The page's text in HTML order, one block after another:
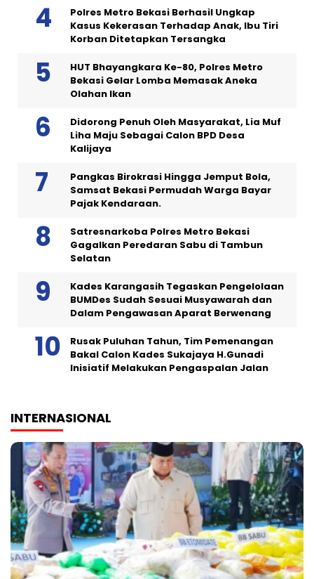
Polres Metro Bekasi Berhasil Ungkap
Kasus Kekerasan Terhadap Anak, Ibu Tiri
Korban Ditetapkan Tersangka
HUT Bhayangkara Ke-80, Polres Metro
Bekasi Gelar Lomba Memasak Aneka
Olahan Ikan
Didorong Penuh Oleh Masyarakat, Lia Muf
Liha Maju Sebagai Calon BPD Desa
Kalijaya
Pangkas Birokrasi Hingga Jemput Bola,
Samsat Bekasi Permudah Warga Bayar
Pajak Kendaraan.
Satresnarkoba Polres Metro Bekasi
Gagalkan Peredaran Sabu di Tambun
Selatan
Kades Karangasih Tegaskan Pengelolaan
BUMDes Sudah Sesuai Musyawarah dan
Dalam Pengawasan Aparat Berwenang
Rusak Puluhan Tahun, Tim Pemenangan
Bakal Calon Kades Sukajaya H.Gunadi
Inisiatif Melakukan Pengaspalan Jalan
INTERNASIONAL